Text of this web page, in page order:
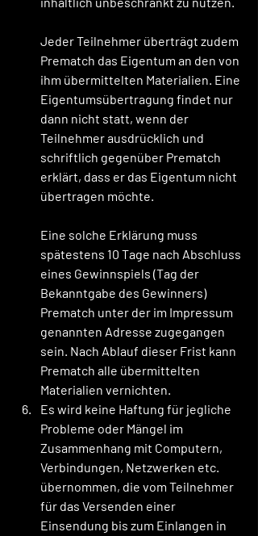
Jeder Teilnehmer überträgt zudem
Prematch das Eigentum an den von
ihm übermittelten Materialien. Eine
Eigentumsübertragung findet nur
dann nicht statt, wenn der
Teilnehmer ausdrücklich und
schriftlich gegenüber Prematch
erklärt, dass er das Eigentum nicht
übertragen möchte.
Eine solche Erklärung muss
spätestens 10 Tage nach Abschluss
eines Gewinnspiels (Tag der
Bekanntgabe des Gewinners)
Prematch unter der im Impressum
genannten Adresse zugegangen
sein. Nach Ablauf dieser Frist kann
Prematch alle übermittelten
Materialien vernichten.
Es wird keine Haftung für jegliche
Probleme oder Mängel im
Zusammenhang mit Computern,
Verbindungen, Netzwerken etc.
übernommen, die vom Teilnehmer
für das Versenden einer
Einsendung bis zum Einlangen in